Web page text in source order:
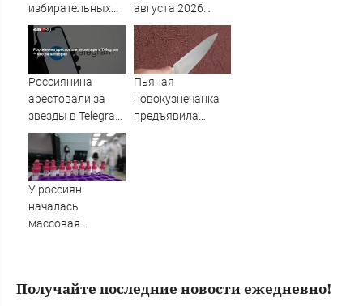
избирательных
участков в Марий
Эл: список
августа 2026
года: что нельзя
делать в
Ермолаев день
Россиянина
арестовали за
звезды в Telegram
— что он
натворил
Пьяная
новокузнечанка
предъявила
У россиян
началась
массовая
Получайте последние новости ежедневно!